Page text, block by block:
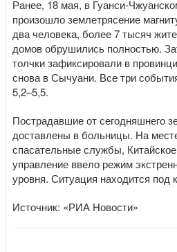
Ранее, 18 мая, в Гуанси-
произошло землетрясение
два человека, более 7 тысяч
домов обрушились полностью.
толчки зафиксировали в
снова в Сычуани. Все три
5,2–5,5.
Пострадавшие от сегодняшнего
доставлены в больницы. На
спасательные службы,
управление ввело режим
уровня. Ситуация находится под
Источник: «РИА Новости»